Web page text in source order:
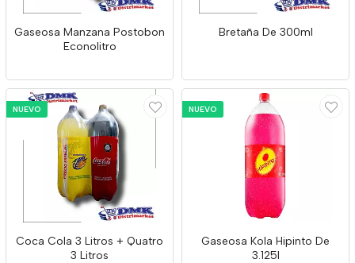
Gaseosa Manzana Postobon
Econolitro
Bretaña De 300ml
NUEVO
Coca Cola 3 Litros + Quatro
3 Litros
NUEVO
Gaseosa Kola Hipinto De
3.125l